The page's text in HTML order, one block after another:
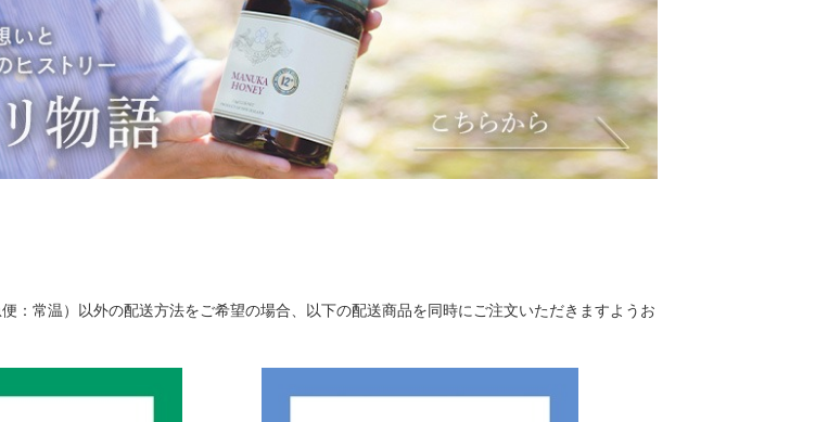
：常温）以外の配送方法をご希望の場合、以下の配送商品を同時にご注文いただきますようお